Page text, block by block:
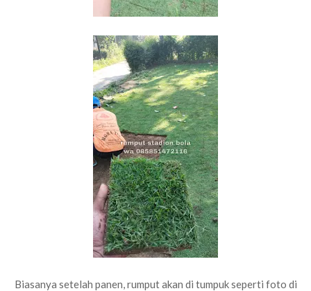
Biasanya setelah panen, rumput akan di tumpuk seperti foto di